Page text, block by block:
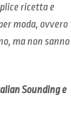
ricetta e
moda, ovvero
ma non sanno
Sounding e